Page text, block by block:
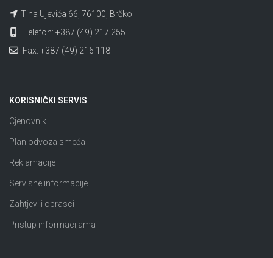
Tina Ujevića 66, 76100, Brčko
Telefon: +387 (49) 217 255
Fax: +387 (49) 216 118
KORISNIČKI SERVIS
Cjenovnik
Plan odvoza smeća
Reklamacije
Servisne informacije
Zahtjevi i obrasci
Pristup informacijama